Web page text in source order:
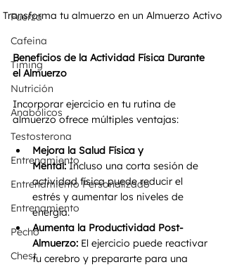
Fuerza
Cafeina
Timing
Nutrición
Anabólicos
Testosterona
Entrenamiento
Entrenamiento Personalizado
Entrenamiento
Pecho
Chest
Transforma tu almuerzo en un Almuerzo Activo
Beneficios de la Actividad Física Durante
el Almuerzo
Incorporar ejercicio en tu rutina de
almuerzo ofrece múltiples ventajas:
Mejora la Salud Física y
Mental: Incluso una corta sesión de
actividad física puede reducir el
estrés y aumentar los niveles de
energía.
Aumenta la Productividad Post-
Almuerzo: El ejercicio puede reactivar
tu cerebro y prepararte para una